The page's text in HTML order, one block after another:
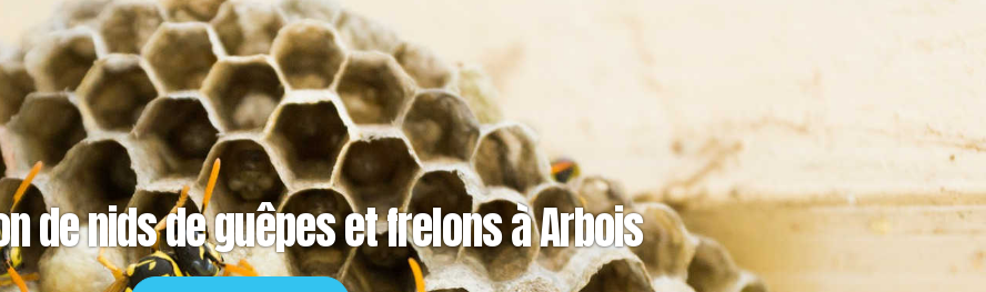
de nids de guêpes et frelons à Arbois